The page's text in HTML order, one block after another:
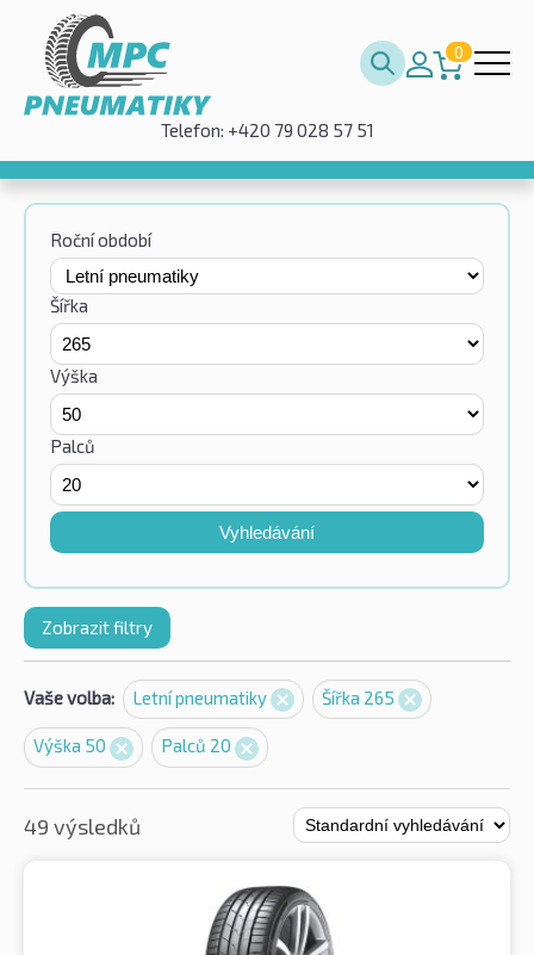
0
Telefon: +420 79 028 57 51
Roční období
Šířka
Výška
Palců
Vyhledávání
Zobrazit filtry
Vaše volba: Letní pneumatiky Šířka 265
Výška 50 Palců 20
49 výsledků